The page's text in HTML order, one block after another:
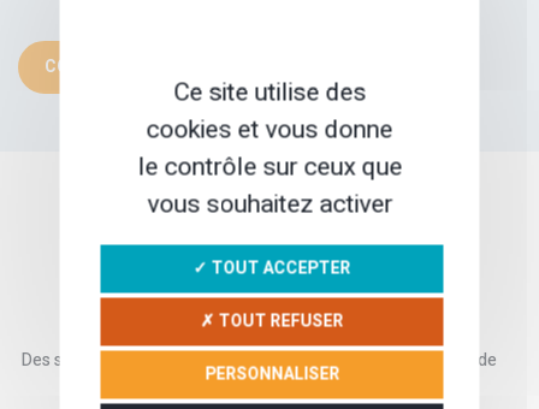
CONTACTER SAFRANTOURS
NOS GARANTIES
Des séjours testés et améliorés Des partenaires locaux de
Ce site utilise des
cookies et vous donne
le contrôle sur ceux que
vous souhaitez activer
✓ TOUT ACCEPTER
✗ TOUT REFUSER
PERSONNALISER